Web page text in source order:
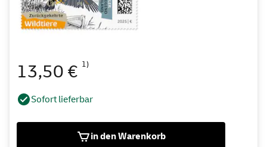
13,50 € 1)
Sofort lieferbar
in den Warenkorb